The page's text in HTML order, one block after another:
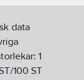
data
1
100 ST